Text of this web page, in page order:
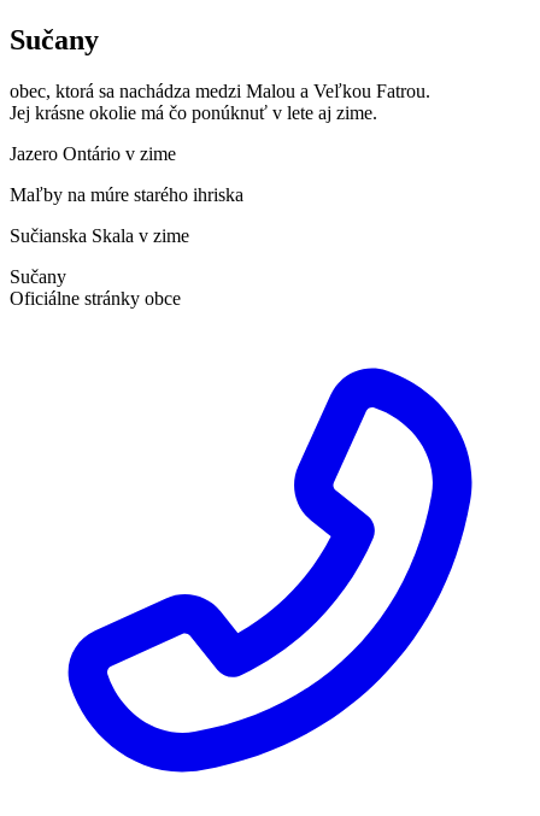
Sučany
obec, ktorá sa nachádza medzi Malou a Veľkou Fatrou.
Jej krásne okolie má čo ponúknuť v lete aj zime.
Jazero Ontário v zime
Maľby na múre starého ihriska
Sučianska Skala v zime
Sučany
Oficiálne stránky obce